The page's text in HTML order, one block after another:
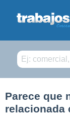
Parece que
relacionada